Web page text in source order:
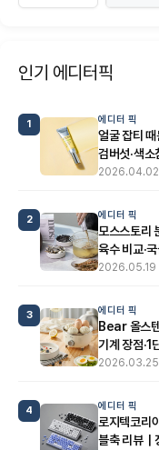
인기 에디터픽
1 에디터 픽
얼굴 잡티 때
검버섯·색소
2026.04.02
2 에디터 픽
모스스토리
육수 비교·
2026.05.19
3 에디터 픽
Bear 올스
기계 장점·1
2026.03.25
4 에디터 픽
로지텍코리
블축 리뷰｜